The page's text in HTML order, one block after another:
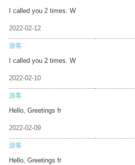
I called you 2 times. W
2022-02-12
游客
I called you 2 times. W
2022-02-10
游客
Hello, Greetings fr
2022-02-09
游客
Hello, Greetings fr